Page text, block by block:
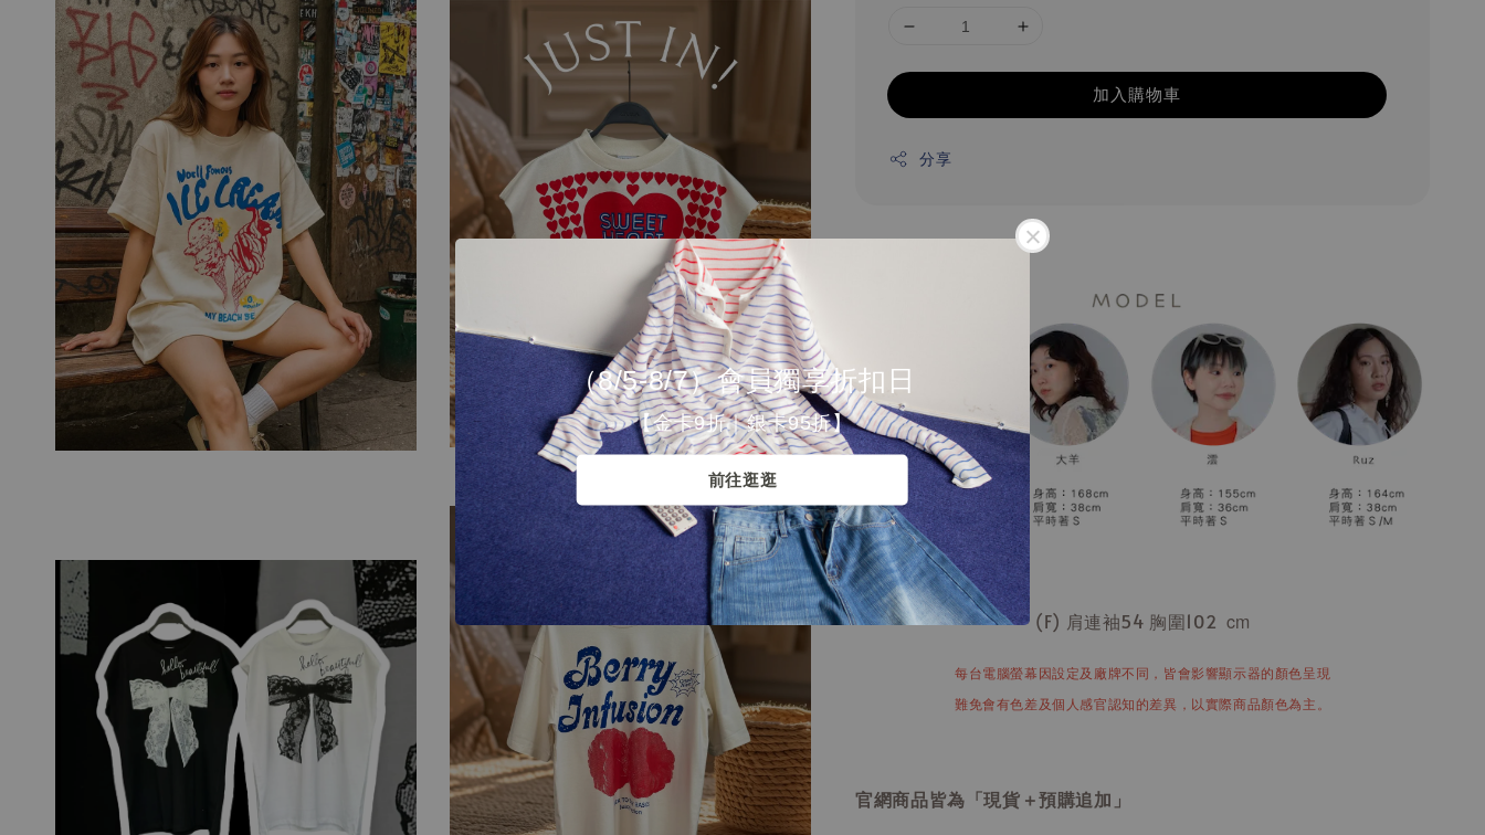
（8/5-8/7）會員獨享折扣日
【金卡9折｜銀卡95折】
前往逛逛
加入購物車
分享
(F) 肩連袖54 胸圍102 cm
每台電腦螢幕因設定及廠牌不同，皆會影響顯示器的顏色呈現
難免會有色差及個人感官認知的差異，以實際商品顏色為主。
官網商品皆為「現貨＋預購追加」